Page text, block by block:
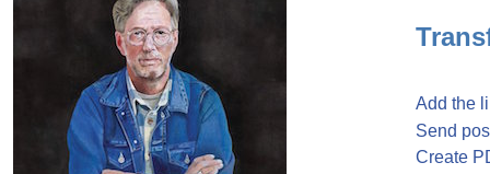
Add the
Send
Create